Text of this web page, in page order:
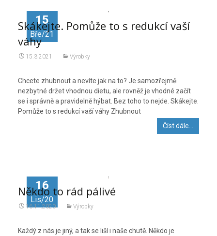
15
Bře/21
Skákejte. Pomůže to s redukcí vaší
váhy
15.3.2021 Výrobky
Chcete zhubnout a nevíte jak na to? Je samozřejmě
nezbytné držet vhodnou dietu, ale rovněž je vhodné začít
se i správně a pravidelně hýbat. Bez toho to nejde. Skákejte.
Pomůže to s redukcí vaší váhy Zhubnout
Číst dále…
16
Lis/20
Někdo to rád pálivé
16.11.2020 Výrobky
Každý z nás je jiný, a tak se liší i naše chutě. Někdo je